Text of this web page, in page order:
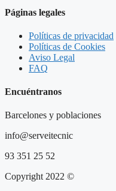
Páginas legales
Políticas de privacidad
Políticas de Cookies
Aviso Legal
FAQ
Encuéntranos
Barcelones y poblaciones
info@serveitecnic​
93 351 25 52
Copyright 2022 ©